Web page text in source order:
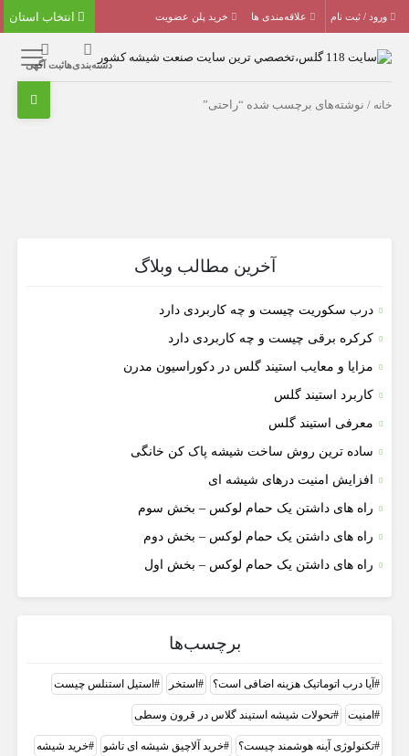
ورود / ثبت نام علاقه‌مندی ها خرید پلن عضویت
دسته‌بندی‌هاثبت آگهی
خانه/ نوشته‌های برچسب شده “راحتی”
آخرین مطالب وبلاگ
درب سکوریت چیست و چه کاربردی دارد
کرکره برقی چیست و چه کاربردی دارد
مزایا و معایب استیند گلس در دکوراسیون مدرن
کاربرد استیند گلس
معرفی استیند گلس
ساده ترین روش ساخت شیشه پاک کن خانگی
افزایش امنیت درهای شیشه ای
راه های داشتن یک حمام لوکس – بخش سوم
راه های داشتن یک حمام لوکس – بخش دوم
راه های داشتن یک حمام لوکس – بخش اول
برچسب‌ها
آیا درب اتوماتیک هزینه اضافی است؟ استخر استيل استنلس چيست
امنیت تحولات شیشه استیند گلاس در قرون وسطی
تکنولوژی آینه هوشمند چیست؟ خرید آلاچیق شیشه ای تاشو خرید شیشه